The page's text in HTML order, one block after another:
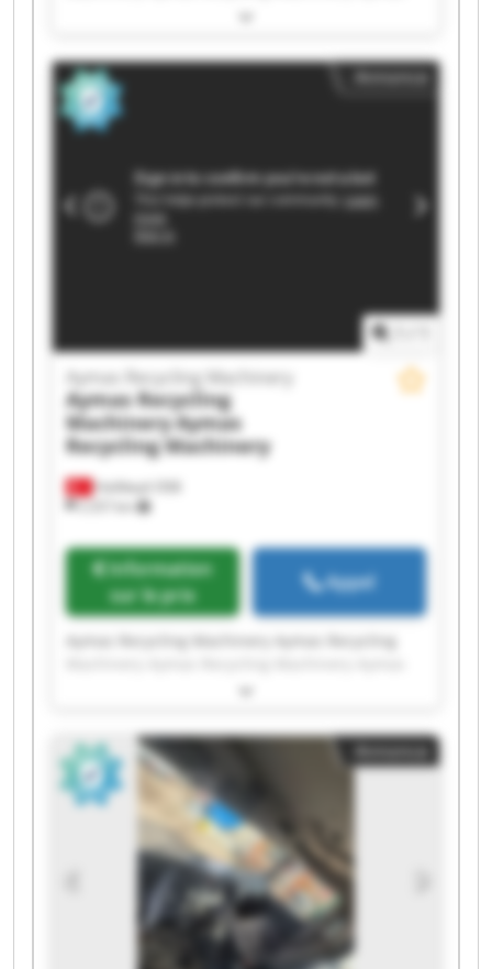
Recycling Machinery Aymas Recycling Machinery
Machinery Aymas Recycling Machinery Aymas
Recycling Machinery Aymas Recycling Machinery
Aymas Recycling Machinery Aymas Recycling
Machinery Aymas Recycling Machinery Aymas
Aymas Recycling Machinery Aymas Recycling
Machinery Aymas Recycling Machinery Aymas
Recycling Machinery Aymas Recycling Machinery
Halilbeyli OSB
2 257 km
Aymas Recycling Machinery
Aymas Recycling
Machinery Aymas
Recycling Machinery
Information
sur le prix
Appel
Aymas Recycling Machinery Aymas Recycling
Recycling Machinery Aymas Recycling Machinery
Machinery Aymas Recycling Machinery Aymas
Recycling Machinery Aymas Recycling Machinery
Aymas Recycling Machinery Aymas Recycling
Machinery Aymas Recycling Machinery Aymas
Recycling Machinery Aymas Recycling Machinery
Aymas Recycling Machinery Aymas Recycling
Machinery Aymas Recycling Machinery Aymas
Recycling Machinery Aymas Recycling Machinery